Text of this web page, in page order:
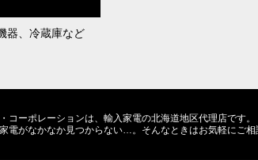
器、冷蔵庫など
コーポレーションは、輸入家電の北海道地区代理店です。
電がなかなか見つからない…。そんなときはお気軽にご相